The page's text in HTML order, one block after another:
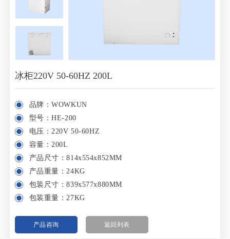
冰柜220V 50-60HZ 200L
品牌：WOWKUN
型号：HE-200
电压：220V 50-60HZ
容量：200L
产品尺寸：814x554x852MM
产品重量：24KG
包装尺寸：839x577x880MM
包装重量：27KG
产品咨询 返回列表